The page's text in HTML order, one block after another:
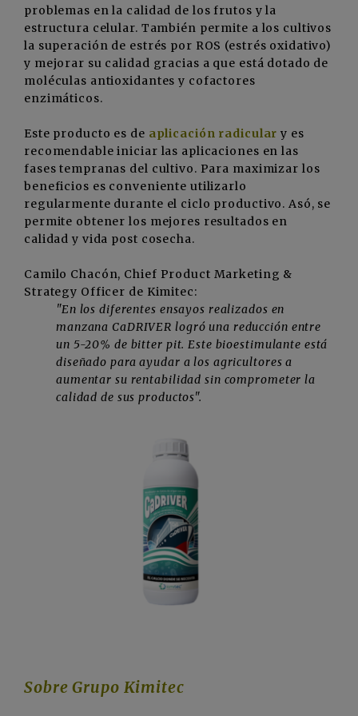
problemas en la calidad de los frutos y la
estructura celular. También permite a los cultivos
la superación de estrés por ROS (estrés oxidativo)
y mejorar su calidad gracias a que está dotado de
moléculas antioxidantes y cofactores
enzimáticos.
Este producto es de aplicación radicular y es
recomendable iniciar las aplicaciones en las
fases tempranas del cultivo. Para maximizar los
beneficios es conveniente utilizarlo
regularmente durante el ciclo productivo. Asó, se
permite obtener los mejores resultados en
calidad y vida post cosecha.
Camilo Chacón, Chief Product Marketing &
Strategy Officer de Kimitec:
"En los diferentes ensayos realizados en
manzana CaDRIVER logró una reducción entre
un 5-20% de bitter pit. Este bioestimulante está
diseñado para ayudar a los agricultores a
aumentar su rentabilidad sin comprometer la
calidad de sus productos".
Sobre Grupo Kimitec